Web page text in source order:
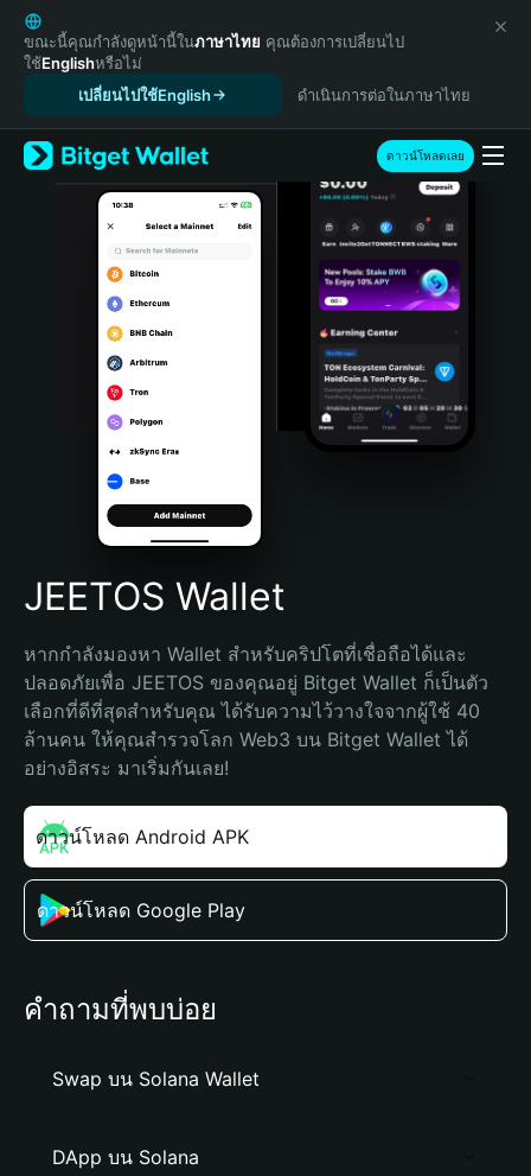
English
日本語
Tiếng Việt
Español (Latinoamérica)
Türkçe
Italiano
Português (Portugal)
Bahasa Indonesia
Português (Brasil)
Español (Argentina)
ขณะนี้คุณกำลังดูหน้านี้ในภาษาไทย คุณต้องการเปลี่ยนไป
ใช้Englishหรือไม่
เปลี่ยนไปใช้English
ดำเนินการต่อในภาษาไทย
ดาวน์โหลดเลย
JEETOS Wallet
หากกำลังมองหา Wallet สำหรับคริปโตที่เชื่อถือได้และ
ปลอดภัยเพื่อ JEETOS ของคุณอยู่ Bitget Wallet ก็เป็นตัว
เลือกที่ดีที่สุดสำหรับคุณ ได้รับความไว้วางใจจากผู้ใช้ 40
ล้านคน ให้คุณสำรวจโลก Web3 บน Bitget Wallet ได้
อย่างอิสระ มาเริ่มกันเลย!
ดาวน์โหลด Android APK
ดาวน์โหลด Google Play
คำถามที่พบบ่อย
Swap บน Solana Wallet
DApp บน Solana